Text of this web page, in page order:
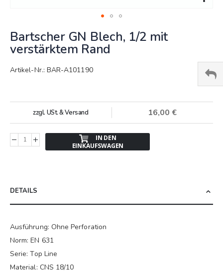
zum
Anfang
der
Bildergalerie
Bartscher GN Blech, 1/2 mit
verstärktem Rand
Artikel-Nr.: BAR-A101190
16,00 €
zzgl. USt. & Versand
IN DEN
EINKAUFSWAGEN
DETAILS
Ausführung: Ohne Perforation
Norm: EN 631
Serie: Top Line
Material: CNS 18/10